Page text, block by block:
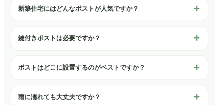
新築住宅にはどんなポストが人気ですか？
鍵付きポストは必要ですか？
ポストはどこに設置するのがベストですか？
雨に濡れても大丈夫ですか？